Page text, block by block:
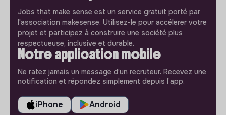
Jobs that make sense est un service gratuit porté par
l'association makesense. Utilisez-le pour accélerer votre
projet et participez à construire une société plus
respectueuse, inclusive et durable.
Notre application mobile
Ne ratez jamais un message d’un recruteur. Recevez une
notification et répondez simplement depuis l’app.
iPhone Android